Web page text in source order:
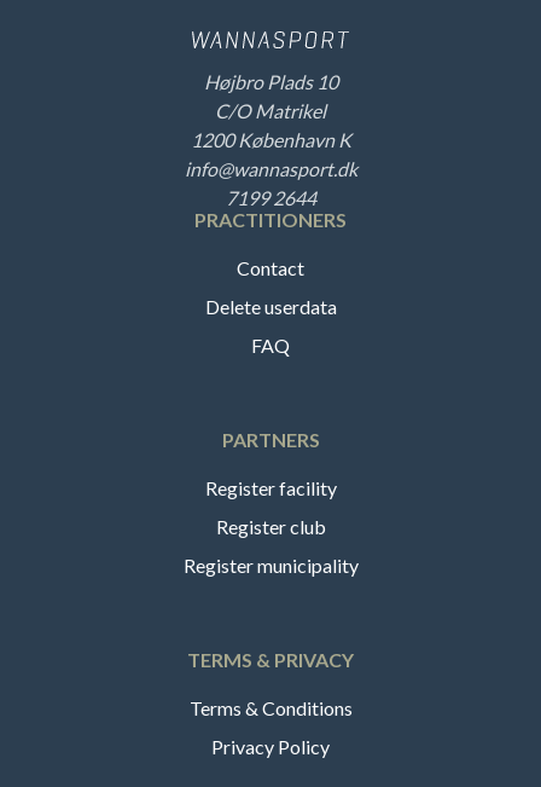
Højbro Plads 10
C/O Matrikel
1200 København K
info@wannasport.dk
7199 2644
PRACTITIONERS
Contact
Delete userdata
FAQ
PARTNERS
Register facility
Register club
Register municipality
TERMS & PRIVACY
Terms & Conditions
Privacy Policy